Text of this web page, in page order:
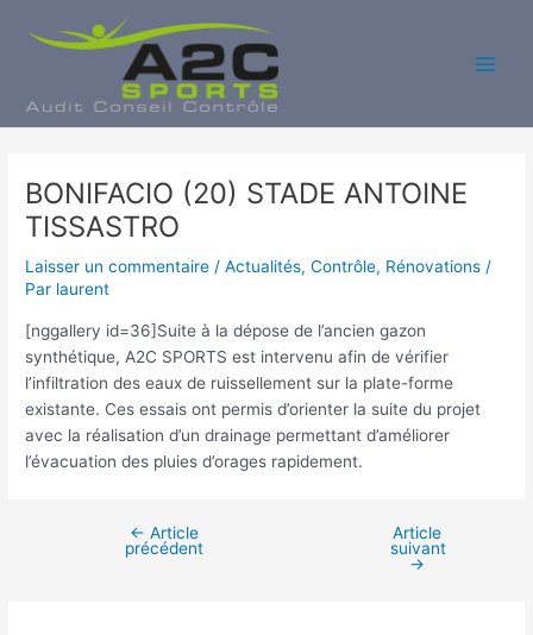
BONIFACIO (20) STADE ANTOINE
TISSASTRO
Laisser un commentaire /Actualités,Contrôle, Rénovations /
Par laurent
[nggallery id=36]Suite à la dépose de l’ancien gazon
synthétique, A2C SPORTS est intervenu afin de vérifier
l’infiltration des eaux de ruissellement sur la plate-forme
existante. Ces essais ont permis d’orienter la suite du projet
avec la réalisation d’un drainage permettant d’améliorer
l’évacuation des pluies d’orages rapidement.
Navigation
← Article
précédent
Article
suivant
→